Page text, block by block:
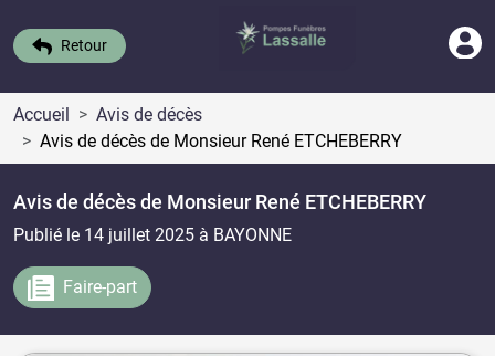
Retour
Accueil
Avis de décès
Avis de décès de Monsieur René ETCHEBERRY
Avis de décès de Monsieur René ETCHEBERRY
Publié le 14 juillet 2025 à BAYONNE
Faire-part